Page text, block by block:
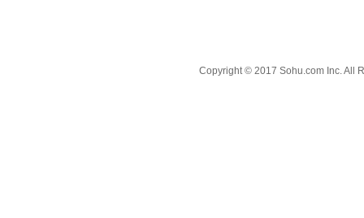
Copyright © 2017 Sohu.com Inc. All